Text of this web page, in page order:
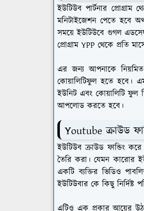
ইউটিউব পার্টনার
মনিটাইজেশন পেতে হবে
সময়ে ইউটিউবে গুগল
প্রোগ্রাম YPP থেকে প্রতি
এর জন্য আপনাকে
কোয়ালিটিফুল হতে হবে।
ইউনিট এবং কোয়ালিটি ফুল
আপলোড করতে হবে।
Youtube ক্রাউড
ইউটিউব ক্রাউড ফান্ডিং
তৈরি করা। যেমন কারোর
একটি ব্যক্তির ভিডিও
ইউটিউবার কে কিছু
এটিও এক প্রকার আয়ের